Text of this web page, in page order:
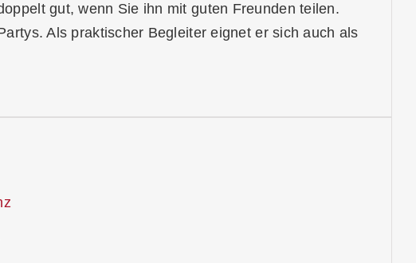
gut, wenn Sie ihn mit guten Freunden teilen.
Als praktischer Begleiter eignet er sich auch als